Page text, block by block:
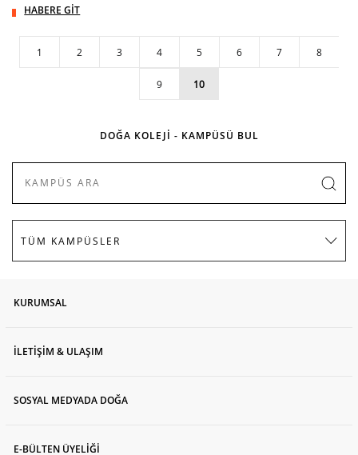
HABERE GİT
1 2 3 4 5 6 7 8
9 10
DOĞA KOLEJİ - KAMPÜSÜ BUL
KURUMSAL
İLETİŞİM & ULAŞIM
SOSYAL MEDYADA DOĞA
E-BÜLTEN ÜYELİĞİ